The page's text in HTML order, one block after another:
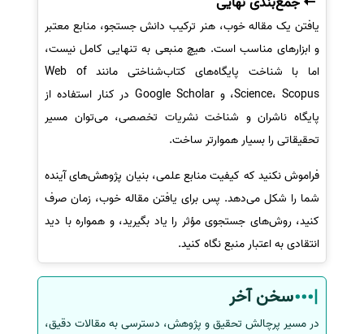
یافتن یک مقاله خوب، هنر ترکیب دانش جستجو، منابع معتبر
و ابزارهای مناسب است. هیچ منبعی به تنهایی کامل نیست،
اما با شناخت پایگاه‌های کتاب‌شناختی مانند Web of
Science، Scopus، و Google Scholar در کنار استفاده از
پایگاه ناشران و شناخت نشریات تخصصی، می‌توان مسیر
تحقیقاتی را بسیار هموارتر ساخت.
فراموش نکنید که کیفیت منابع علمی، بنیان پژوهش‌های آینده
شما را شکل می‌دهد. پس برای یافتن مقاله خوب، زمان صرف
کنید، روش‌های جستجوی مؤثر را یاد بگیرید، و همواره با دید
انتقادی به اعتبار منبع نگاه کنید.
سخن آخر
در مسیر پرچالش تحقیق و پژوهش، دسترسی به مقالات دقیق،